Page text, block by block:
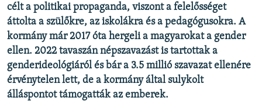
célt a politikai propaganda, viszont a felelősséget
áttolta a szülőkre, az iskolákra és a pedagógusokra. A
kormány már 2017 óta hergeli a magyarokat a gender
ellen. 2022 tavaszán népszavazást is tartottak a
genderideológiáról és bár a 3.5 millió szavazat ellenére
érvénytelen lett, de a kormány által sulykolt
álláspontot támogatták az emberek.